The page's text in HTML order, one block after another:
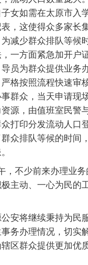
女如需在太原市入
，这使得众多家长
减少群众排队等候
一方面紧急加开户
员为群众提供业务
格按照流程快速审
群众，当天申请现
源，由值班室民警
打印分发流动人口
众排队等候的时间
不少前来办理业务
主动、一心为民的
将继续秉持为民
务办理情况，切实
区群众提供更加优